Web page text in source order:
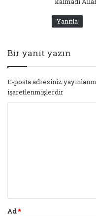
Yanıtla
Bir yanıt yazın
E-posta adresiniz
işaretlenmişlerdir
Ad*